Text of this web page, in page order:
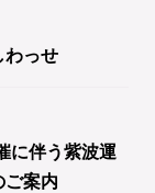
わっせ
に伴う紫波運
案内